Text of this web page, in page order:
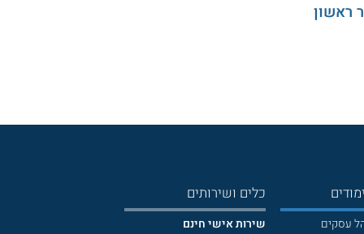
ראשון
עסקים
כלים ושירותים
שירות אישי חינם